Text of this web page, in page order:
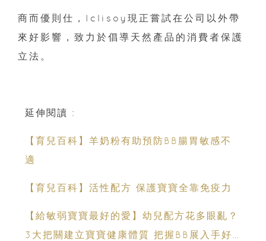
商而優則仕，Iclisoy現正嘗試在公司以外帶
來好影響，致力於倡導天然產品的消費者保護
立法。
延伸閱讀 :
【育兒百科】羊奶粉有助預防BB腸胃敏感不
適
【育兒百科】活性配方 保護寶寶全靠免疫力
【給敏弱寶寶最好的愛】幼兒配方花多眼亂？
3大把關建立寶寶健康體質 把握BB展入手好